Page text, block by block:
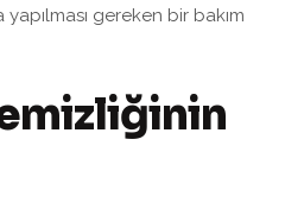
gereken bir bakım